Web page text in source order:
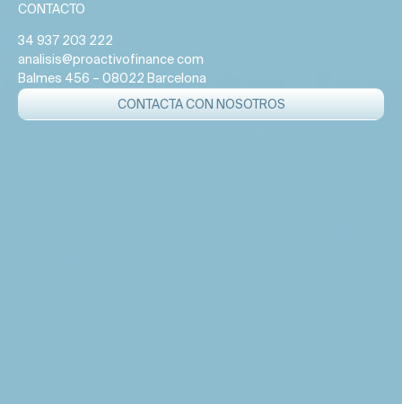
CONTACTO
34 937 203 222
analisis@proactivofinance com
Balmes 456 – 08022 Barcelona
CONTACTA CON NOSOTROS